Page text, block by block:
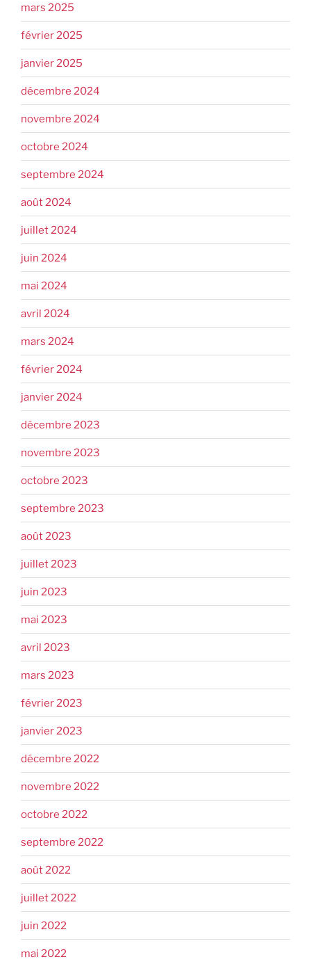
mars 2025
février 2025
janvier 2025
décembre 2024
novembre 2024
octobre 2024
septembre 2024
août 2024
juillet 2024
juin 2024
mai 2024
avril 2024
mars 2024
février 2024
janvier 2024
décembre 2023
novembre 2023
octobre 2023
septembre 2023
août 2023
juillet 2023
juin 2023
mai 2023
avril 2023
mars 2023
février 2023
janvier 2023
décembre 2022
novembre 2022
octobre 2022
septembre 2022
août 2022
juillet 2022
juin 2022
mai 2022